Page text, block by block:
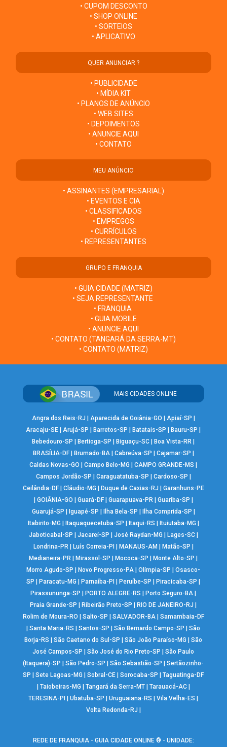
• CUPOM DESCONTO
• SHOP ONLINE
• SORTEIOS
• APLICATIVO
QUER ANUNCIAR ?
• PUBLICIDADE
• MÍDIA KIT
• PLANOS DE ANÚNCIO
• WEB SITES
• DEPOIMENTOS
• ANUNCIE AQUI
• CONTATO
MEU ANÚNCIO
• ASSINANTES (EMPRESARIAL)
• EVENTOS E CIA
• CLASSIFICADOS
• EMPREGOS
• CURRÍCULOS
• REPRESENTANTES
GRUPO E FRANQUIA
• GUIA CIDADE (MATRIZ)
• SEJA REPRESENTANTE
• FRANQUIA
• GUIA MOBILE
• ANUNCIE AQUI
• CONTATO (TANGARÁ DA SERRA-MT)
• CONTATO (MATRIZ)
MAIS CIDADES ONLINE
Angra dos Reis-RJ Aparecida de Goiânia-GO Apiaí-SP
Aracaju-SE |Arujá-SP Barretos-SP Batatais-SP Bauru-SP
Bebedouro-SP
Bertioga-SP Biguaçu-SC Boa Vista-RR
BRASÍLIA-DF| Brumado-BA| Cabreúva-SP Cajamar-SP
Caldas Novas-GO
|Campo Belo-MG |CAMPO GRANDE-MS
Campos Jordão-SP
Caraguatatuba-SP Cardoso-SP
Ceilândia-DF| Cláudio-MG Duque de Caxias-RJ
Garanhuns-PE
GOIÂNIA-GO Guará-DF| Guarapuava-PR| Guariba-SP
Guarujá-SP
Iguapé-SP Ilha Bela-SP Ilha Comprida-SP
Itabirito-MG
Itaquaquecetuba-SP Itaqui-RS Ituiutaba-MG
Jaboticabal-SP
Jacareí-SP José Raydan-MG Lages-SC|
Londrina-PR| Luís Correia-PI MANAUS-AM Matão-SP
Medianeira-PR
Mirassol-SP Mococa-SP Monte Alto-SP
Morro Agudo-SP
Novo Progresso-PA |Olímpia-SP |Osasco-
SP
Paracatu-MG Parnaíba-PI Peruíbe-SP Piracicaba-SP
Pirassununga-SP
PORTO ALEGRE-RS Porto Seguro-BA
Praia Grande-SP
Ribeirão Preto-SP RIO DE JANEIRO-RJ
Rolim de Moura-RO
Salto-SP SALVADOR-BA| Samambaia-DF
|Santa Maria-RS |Santos-SP |São Bernardo Campo-SP |São
Borja-RS
|São Caetano do Sul-SP |São João Paraíso-MG |São
José Campos-SP
|São José do Rio Preto-SP |São Paulo
(Itaquera)-SP
|São Pedro-SP |São Sebastião-SP |Sertãozinho-
SP
|Sete Lagoas-MG |Sobral-CE |Sorocaba-SP |Taguatinga-DF
Taiobeiras-MG Tangará da Serra-MT| Tarauacá-AC|
TERESINA-PI
|Ubatuba-SP |Uruguaiana-RS |Vila Velha-ES
Volta Redonda-RJ
REDE DE FRANQUIA - GUIA CIDADE ONLINE ® - UNIDADE: